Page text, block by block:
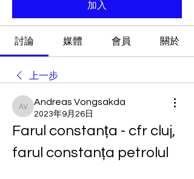
加入
討論 媒體 會員 關於
上一步
Andreas Vongsakda
Andreas Vongsakda
2023年9月26日
Farul constanța - cfr cluj,
farul constanța petrolul